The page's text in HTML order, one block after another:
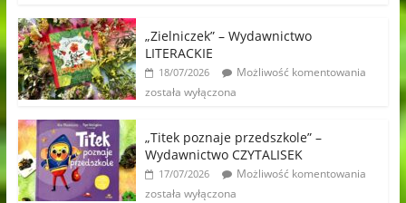
„Zielniczek” – Wydawnictwo
LITERACKIE
18/07/2026
Możliwość komentowania
została wyłączona
„Titek poznaje przedszkole” –
Wydawnictwo CZYTALISEK
17/07/2026
Możliwość komentowania
została wyłączona